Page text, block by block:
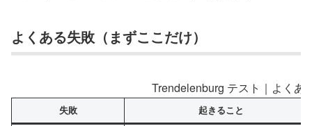
よくある失敗（まずここだけ）
Trendelenburg テスト｜よくあ
失敗 起きること